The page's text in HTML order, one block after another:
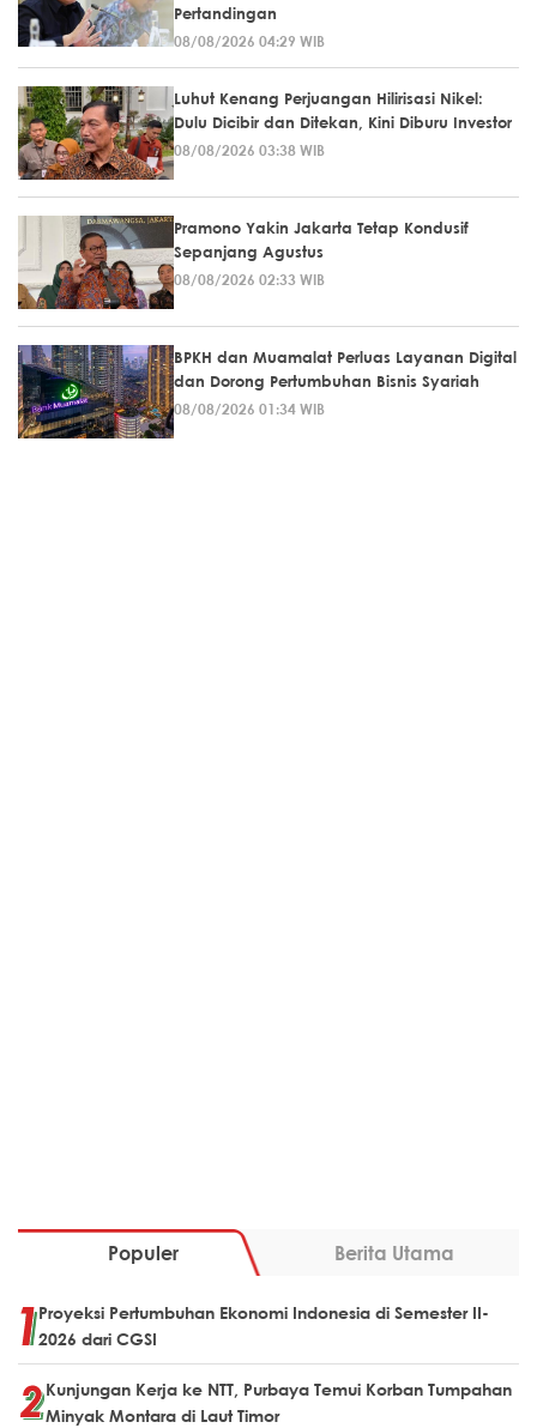
Pertandingan
08/08/2026 04:29 WIB
Luhut Kenang Perjuangan Hilirisasi Nikel:
Dulu Dicibir dan Ditekan, Kini Diburu Investor
08/08/2026 03:38 WIB
Pramono Yakin Jakarta Tetap Kondusif
Sepanjang Agustus
08/08/2026 02:33 WIB
BPKH dan Muamalat Perluas Layanan Digital
dan Dorong Pertumbuhan Bisnis Syariah
08/08/2026 01:34 WIB
Populer Berita Utama
Proyeksi Pertumbuhan Ekonomi Indonesia di Semester II-
2026 dari CGSI
Kunjungan Kerja ke NTT, Purbaya Temui Korban Tumpahan
Minyak Montara di Laut Timor